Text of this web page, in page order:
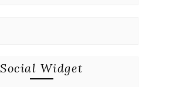
Social Widget